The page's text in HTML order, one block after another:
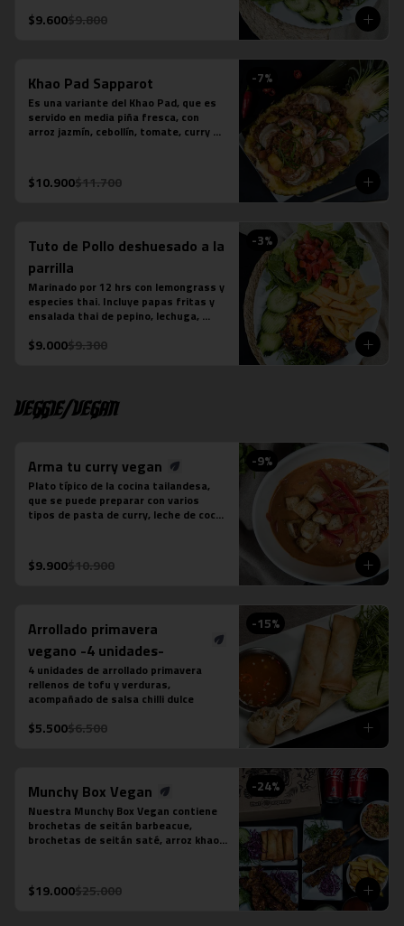
ostra, ajo, ají, pimienta y azúcar.
con arroz jazmín
*En local Tobalaba se acompaña
además con papas fritas
$9.600$9.800
-7%
Khao Pad Sapparot
Es una variante del Khao Pad, que es
servido en media piña fresca, con
arroz jazmín, cebollín, tomate, curry
La fotografÍa es referencial, para
delivery no se envÍa cuenco de piña.
$10.900$11.700
-3%
Tuto de Pollo deshuesado a la
parrilla
Marinado por 12 hrs con lemongrass y
especies thai. Incluye papas fritas y
ensalada thai de pepino, lechuga,
$9.000$9.300
Veggie/Vegan
-9%
Arma tu curry vegan
Plato típico de la cocina tailandesa,
que se puede preparar con varios
tipos de pasta de curry, leche de coco
Estos son los ingredientes que
acompañas los distintos currys que
-Panang: Maní y pimentón rojo
-Rojo: Cebolla morada, albahaca
fresca, jugo de piña y tomate
-Verde: Berenjenas, cebolla morada y
albahaca fresca
$9.900$10.900
-15%
Arrollado primavera
vegano -4 unidades-
4 unidades de arrollado primavera
rellenos de tofu y verduras,
acompañado de salsa chilli dulce
$5.500$6.500
-24%
Munchy Box Vegan
Nuestra Munchy Box Vegan contiene
brochetas de seitán barbeacue,
brochetas de seitán saté, arroz khao
bebidas en lata a tu elección.
$19.000$25.000